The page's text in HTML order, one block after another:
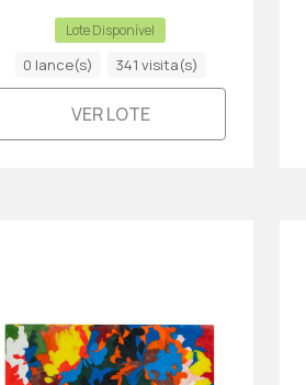
Lote Disponível
0 lance(s) 341 visita(s)
VER LOTE